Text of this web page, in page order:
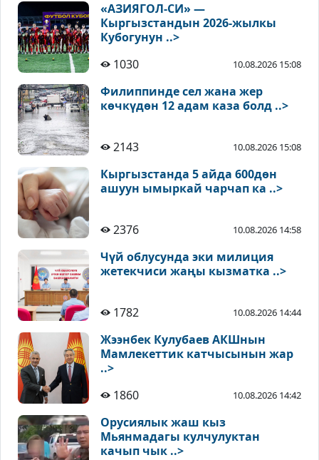
«АЗИЯГОЛ-СИ» —
Кыргызстандын 2026-жылкы
Кубогунун ..>
1030
10.08.2026 15:08
Филиппинде сел жана жер
көчкүдөн 12 адам каза болд ..>
2143 10.08.2026 15:08
Кыргызстанда 5 айда 600дөн
ашуун ымыркай чарчап ка ..>
2376 10.08.2026 14:58
Чүй облусунда эки милиция
жетекчиси жаңы кызматка ..>
1782 10.08.2026 14:44
Жээнбек Кулубаев АКШнын
Мамлекеттик катчысынын жар
..>
1860
10.08.2026 14:42
Орусиялык жаш кыз
Мьянмадагы кулчулуктан
качып чык ..>